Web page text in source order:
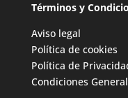
Términos y
Aviso legal
Política de cookies
Política de
Condiciones